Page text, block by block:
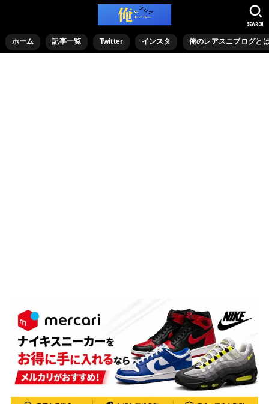
ホーム 記事一覧 Twitter インスタ 俺のレアスニブログと
SEARCH